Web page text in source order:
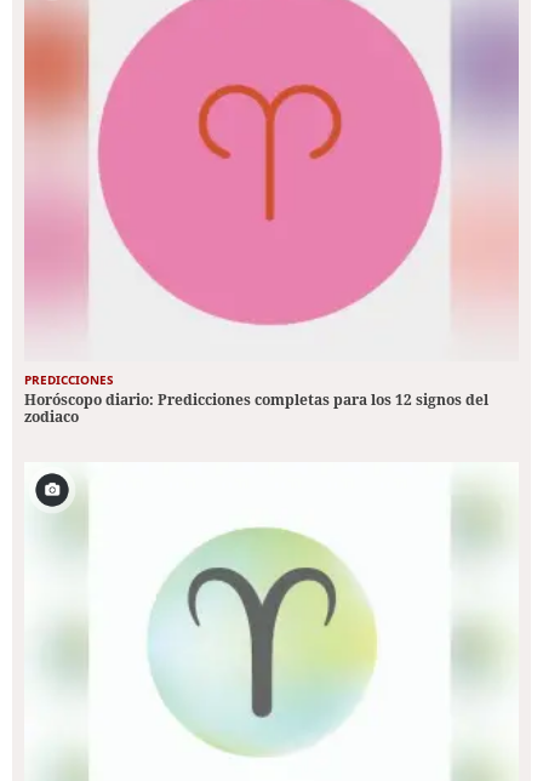
PREDICCIONES
Horóscopo diario: Predicciones completas para los 12 signos del
zodiaco